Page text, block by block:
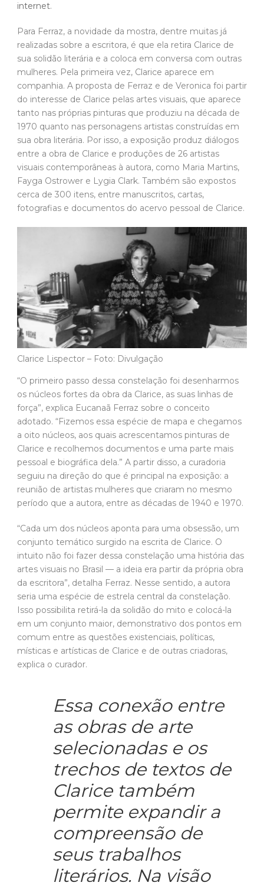
internet.
Para Ferraz, a novidade da mostra, dentre muitas já
realizadas sobre a escritora, é que ela retira Clarice de
sua solidão literária e a coloca em conversa com outras
mulheres. Pela primeira vez, Clarice aparece em
companhia. A proposta de Ferraz e de Veronica foi partir
do interesse de Clarice pelas artes visuais, que aparece
tanto nas próprias pinturas que produziu na década de
1970 quanto nas personagens artistas construídas em
sua obra literária. Por isso, a exposição produz diálogos
entre a obra de Clarice e produções de 26 artistas
visuais contemporâneas à autora, como Maria Martins,
Fayga Ostrower e Lygia Clark. Também são expostos
cerca de 300 itens, entre manuscritos, cartas,
fotografias e documentos do acervo pessoal de Clarice.
Clarice Lispector – Foto: Divulgação
“O primeiro passo dessa constelação foi desenharmos
os núcleos fortes da obra da Clarice, as suas linhas de
força”, explica Eucanaã Ferraz sobre o conceito
adotado. “Fizemos essa espécie de mapa e chegamos
a oito núcleos, aos quais acrescentamos pinturas de
Clarice e recolhemos documentos e uma parte mais
pessoal e biográfica dela.” A partir disso, a curadoria
seguiu na direção do que é principal na exposição: a
reunião de artistas mulheres que criaram no mesmo
período que a autora, entre as décadas de 1940 e 1970.
“Cada um dos núcleos aponta para uma obsessão, um
conjunto temático surgido na escrita de Clarice. O
intuito não foi fazer dessa constelação uma história das
artes visuais no Brasil — a ideia era partir da própria obra
da escritora”, detalha Ferraz. Nesse sentido, a autora
seria uma espécie de estrela central da constelação.
Isso possibilita retirá-la da solidão do mito e colocá-la
em um conjunto maior, demonstrativo dos pontos em
comum entre as questões existenciais, políticas,
místicas e artísticas de Clarice e de outras criadoras,
explica o curador.
Essa conexão entre
as obras de arte
selecionadas e os
trechos de textos de
Clarice também
permite expandir a
compreensão de
seus trabalhos
literários. Na visão